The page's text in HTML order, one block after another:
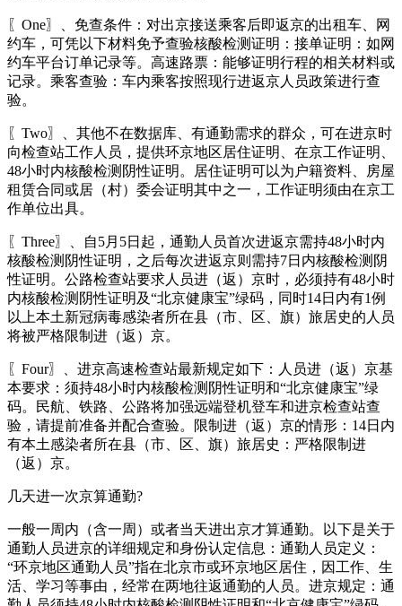
〖One〗、免查条件：对出京接送乘客后即返京的出租车、网
约车，可凭以下材料免予查验核酸检测证明：接单证明：如网
约车平台订单记录等。高速路票：能够证明行程的相关材料或
记录。乘客查验：车内乘客按照现行进返京人员政策进行查
验。
〖Two〗、其他不在数据库、有通勤需求的群众，可在进京时
向检查站工作人员，提供环京地区居住证明、在京工作证明、
48小时内核酸检测阴性证明。居住证明可以为户籍资料、房屋
租赁合同或居（村）委会证明其中之一，工作证明须由在京工
作单位出具。
〖Three〗、自5月5日起，通勤人员首次进返京需持48小时内
核酸检测阴性证明，之后每次进返京则需持7日内核酸检测阴
性证明。公路检查站要求人员进（返）京时，必须持有48小时
内核酸检测阴性证明及“北京健康宝”绿码，同时14日内有1例
以上本土新冠病毒感染者所在县（市、区、旗）旅居史的人员
将被严格限制进（返）京。
〖Four〗、进京高速检查站最新规定如下：人员进（返）京基
本要求：须持48小时内核酸检测阴性证明和“北京健康宝”绿
码。民航、铁路、公路将加强远端登机登车和进京检查站查
验，请提前准备并配合查验。限制进（返）京的情形：14日内
有本土感染者所在县（市、区、旗）旅居史：严格限制进
（返）京。
几天进一次京算通勤?
一般一周内（含一周）或者当天进出京才算通勤。以下是关于
通勤人员进京的详细规定和身份认定信息：通勤人员定义：
“环京地区通勤人员”指在北京市或环京地区居住，因工作、生
活、学习等事由，经常在两地往返通勤的人员。进京规定：通